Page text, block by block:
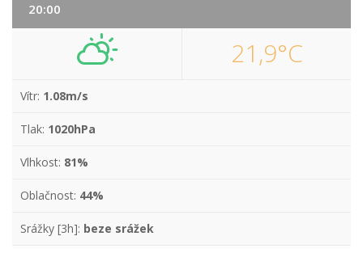
20:00
21,9°C
Vítr: 1.08m/s
Tlak: 1020hPa
Vlhkost: 81%
Oblačnost: 44%
Srážky [3h]: beze srážek